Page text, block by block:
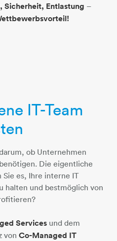
Sicherheit, Entlastung –
hand-herz-plus
IT-Team
ob Unternehmen
Die eigentliche
es, Ihre interne IT
halten und bestmöglich von
Services und dem
von Co-Managed IT